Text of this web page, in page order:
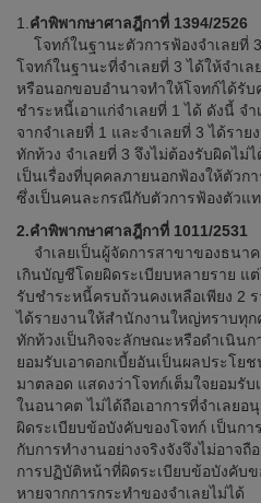
1. คำพิพากษาศาลฎีกาที่ 1394/2526
โจทก์ในฐานะตัวการฟ้องจำเลยที่
โจทก์ในฐานะที่จำเลยที่ 3 ได้ให้จำเ
หรือนอกขอบอำนาจทำให้โจทก์ได้รับ
ชำระหนี้เอาแก่จำเลยที่ 1 ได้ ดังนี้ จ
จากจำเลยที่ 1 และจำเลยที่ 3 ได้รา
ทักท้วง จำเลยที่ 3 จึงไม่ต้องรับผิดไม่
เป็นเรื่องที่บุคคลภายนอกฟ้องให้ตัวก
ซึ่งเป็นคนละกรณีกับตัวการฟ้องตัวแ
2.คำพิพากษาศาลฎีกาที่ 1011/2531
จำเลยเป็นผู้จัดการสาขาของธนาค
เกินบัญชีโดยผิดระเบียบหลายราย แ
รับชำระหนี้ครบถ้วนคงเหลือเพียง 2
ได้รายงานให้สำนักงานใหญ่ทราบทุก
ทักท้วงเป็นกิจจะลักษณะหรือดำเนินก
ยอมรับเอาดอกเบี้ยอันเป็นผลประโย
มาตลอด แสดงว่าโจทก์เต็มใจยอมรับ
ในอนาคต ไม่ได้ถือเอาการที่จำเลยอ
ผิดระเบียบข้อบังคับของโจทก์ เป็นกา
กับการทำงานอย่างจริงจังจึงไม่อาจ
การปฏิบัติหน้าที่ผิดระเบียบข้อบังคับข
หายจากการกระทำของจำเลยไม่ได้